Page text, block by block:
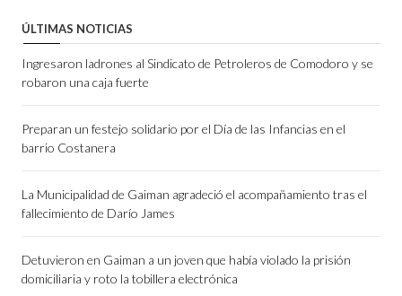
ÚLTIMAS NOTICIAS
Ingresaron ladrones al Sindicato de Petroleros de Comodoro y se
robaron una caja fuerte
Preparan un festejo solidario por el Día de las Infancias en el
barrio Costanera
La Municipalidad de Gaiman agradeció el acompañamiento tras el
fallecimiento de Darío James
Detuvieron en Gaiman a un joven que había violado la prisión
domiciliaria y roto la tobillera electrónica